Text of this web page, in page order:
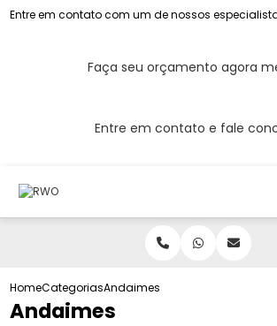
Entre em contato com um de nossos
Faça seu orçamento agora
Entre em contato e fale
HomeCategoriasAndaimes
Andaimes